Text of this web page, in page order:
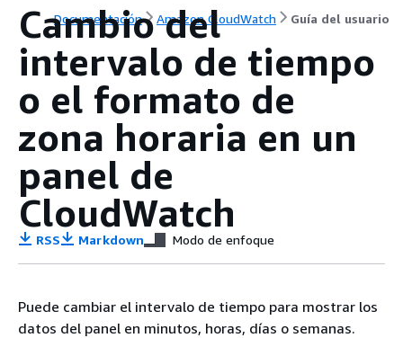
Documentación Amazon CloudWatch Guía del usuario
Cambio del
intervalo de tiempo
o el formato de
zona horaria en un
panel de
CloudWatch
RSS Markdown Modo de enfoque
Puede cambiar el intervalo de tiempo para mostrar los
datos del panel en minutos, horas, días o semanas.